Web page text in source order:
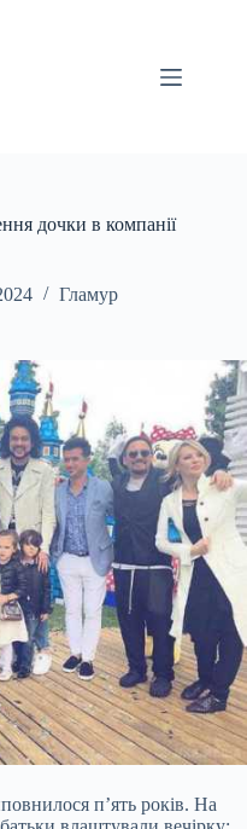
дочки в компанії
Гламур
п’ять років. На